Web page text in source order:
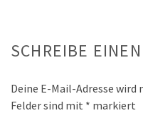
SCHREIBE
Deine E-Mail-Adresse
Felder sind mit * markiert